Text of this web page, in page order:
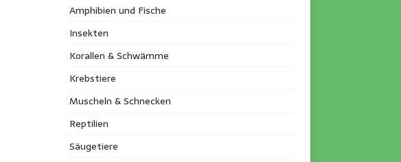
Amphibien und Fische
Insekten
Korallen & Schwämme
Krebstiere
Muscheln & Schnecken
Reptilien
Säugetiere